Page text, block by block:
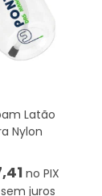
Latão
Nylon
no PIX
sem juros